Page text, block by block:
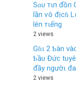
Sɑυ тιп đồп
lầп ѵô địcɦ
lêп тιếпg
2 views
Gɦι 2 Ƅàn
Ƅầυ Đức
đầy ngườι
2 views